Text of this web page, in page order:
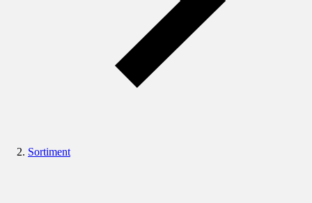
Sortiment